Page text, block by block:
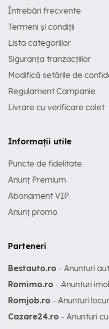
Întrebări frecvente
Termeni și condiții
Lista categoriilor
Siguranța tranzacțiilor
Modifică setările de
Regulament Campanie
Livrare cu verificare colet
Informații utile
Puncte de fidelitate
Anunț Premium
Abonament VIP
Anunț promo
Parteneri
Bestauto.ro - Anunturi
Romimo.ro - Anunturi
Romjob.ro - Anunturi
Cazare24.ro - Anunturi